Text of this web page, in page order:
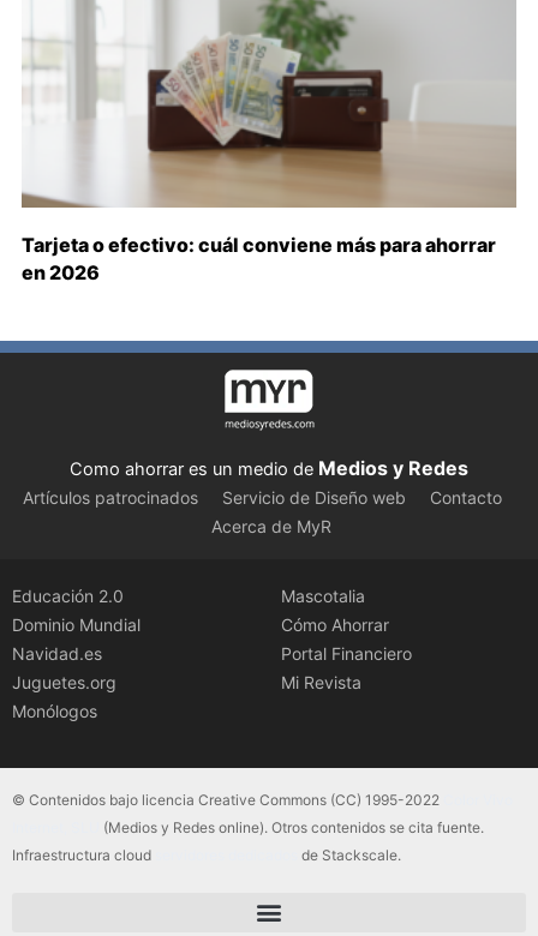
Tarjeta o efectivo: cuál conviene más para ahorrar
en 2026
Como ahorrar es un medio de Medios y Redes
Artículos patrocinados Servicio de Diseño web
Contacto
Acerca de MyR
Educación 2.0
Dominio Mundial
Navidad.es
Juguetes.org
Monólogos
Mascotalia
Cómo Ahorrar
Portal Financiero
Mi Revista
© Contenidos bajo licencia Creative Commons (CC) 1995-2022
(Medios y Redes online). Otros contenidos se cita fuente.
Infraestructura cloud
de Stackscale.